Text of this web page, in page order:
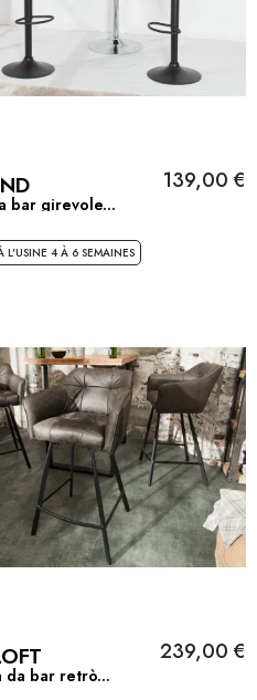
bar girevole...
139,00 €
4 À 6 SEMAINES
da bar retrò...
239,00 €